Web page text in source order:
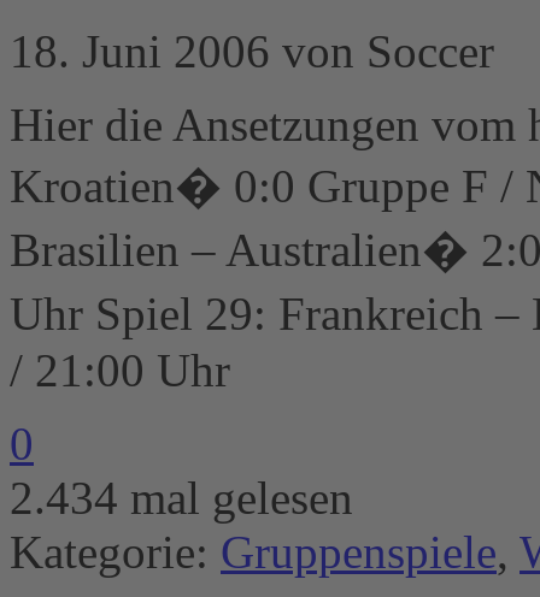
18. Juni 2006 von Soccer
Hier die Ansetzungen vom
Kroatien� 0:0 Gruppe F /
Brasilien – Australien�
Uhr Spiel 29: Frankreich
/ 21:00 Uhr
0
2.434 mal gelesen
Kategorie: Gruppenspiele,